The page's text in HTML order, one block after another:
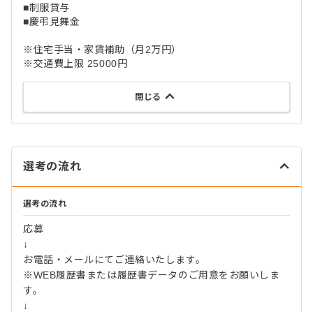
■制服貸与
■慶弔見舞金
※住宅手当・家賃補助（月2万円）
※交通費上限 25000円
閉じる
選考の流れ
選考の流れ
応募
↓
お電話・メールにてご連絡いたします。
※WEB履歴書または履歴書データのご用意をお願いしま
す。
↓